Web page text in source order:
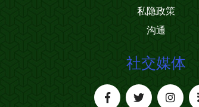
私隐政策
沟通
社交媒体